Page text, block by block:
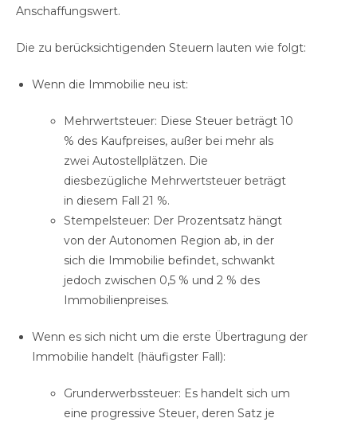
Anschaffungswert.
Die zu berücksichtigenden Steuern lauten wie folgt:
Wenn die Immobilie neu ist:
Mehrwertsteuer: Diese Steuer beträgt 10
% des Kaufpreises, außer bei mehr als
zwei Autostellplätzen. Die
diesbezügliche Mehrwertsteuer beträgt
in diesem Fall 21 %.
Stempelsteuer: Der Prozentsatz hängt
von der Autonomen Region ab, in der
sich die Immobilie befindet, schwankt
jedoch zwischen 0,5 % und 2 % des
Immobilienpreises.
Wenn es sich nicht um die erste Übertragung der
Immobilie handelt (häufigster Fall):
Grunderwerbssteuer: Es handelt sich um
eine progressive Steuer, deren Satz je